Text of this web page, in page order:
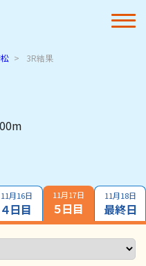
3R結果
11月16日
４日目
11月17日
５日目
11月18日
最終日